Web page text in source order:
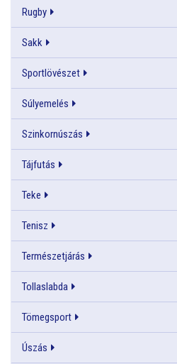
Rugby
Sakk
Sportlövészet
Súlyemelés
Szinkornúszás
Tájfutás
Teke
Tenisz
Természetjárás
Tollaslabda
Tömegsport
Úszás